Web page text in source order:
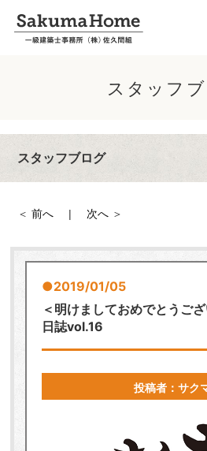
スタッフ
スタッフブログ
前へ 次へ
2019/01/05
＜明けましておめでとうご
日誌vol.16
投稿者：サク